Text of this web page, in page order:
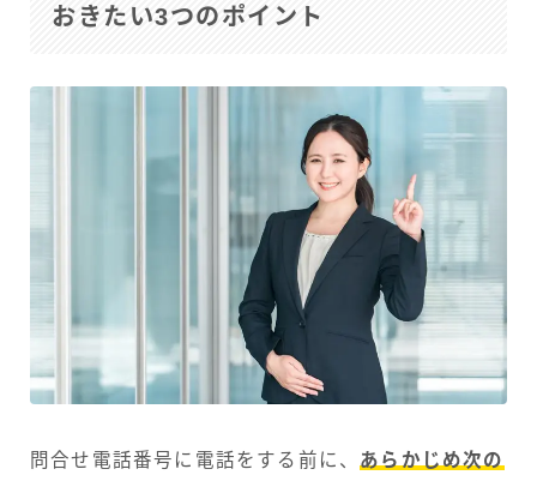
おきたい3つのポイント
問合せ電話番号に電話をする前に、 あらかじめ次の